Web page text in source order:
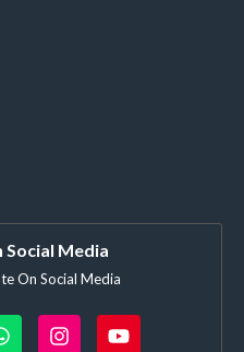
Social Media
On Social Media